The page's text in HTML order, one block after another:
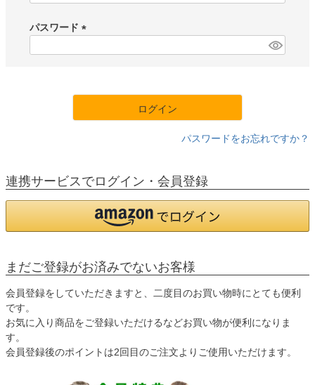
)
パスワード
ログイン
パスワードをお忘れですか？
連携サービスでログイン・会員登録
まだご登録がお済みでないお客様
会員登録をしていただきますと、二度目のお買い物時にとても便利
です。
お気に入り商品をご登録いただけるなどお買い物が便利になりま
す。
会員登録後のポイントは2回目のご注文よりご使用いただけます。